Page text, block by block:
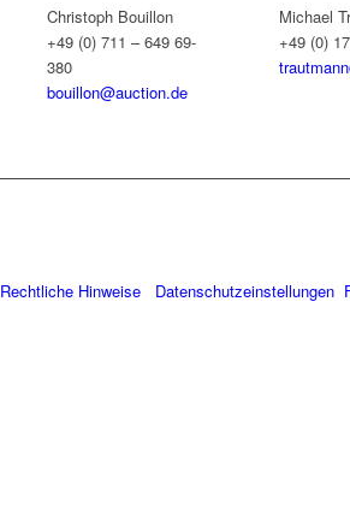
Christoph Bouillon
+49 (0) 711 – 649 69-
380
bouillon@auction.de
Michael
+49 (0)
Rechtliche Hinweise Datenschutzeinstellungen